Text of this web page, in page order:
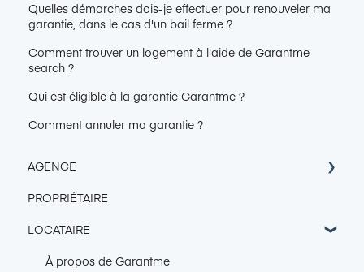
Quelles démarches dois-je effectuer pour renouveler ma
garantie, dans le cas d'un bail ferme ?
Comment trouver un logement à l'aide de Garantme
search ?
Qui est éligible à la garantie Garantme ?
Comment annuler ma garantie ?
AGENCE
Accès Console Garantme
Intégration & Export
Connexion de boîte mail
PROPRIÉTAIRE
LOCATAIRE
À propos de Garantme